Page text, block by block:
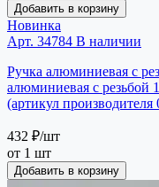
Добавить в корзину
Новинка
Арт. 34784 В наличии
Ручка алюминиевая с
алюминиевая с резьбой
(артикул производителя
432 ₽/шт
от 1 шт
Добавить в корзину